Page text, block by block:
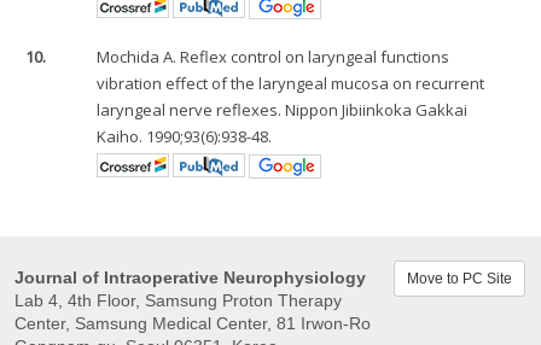
10.
Mochida A. Reflex control on laryngeal functions
vibration effect of the laryngeal mucosa on recurrent
laryngeal nerve reflexes. Nippon Jibiinkoka Gakkai
Kaiho. 1990;93(6):938-48.
Journal of Intraoperative Neurophysiology
Lab 4, 4th Floor, Samsung Proton Therapy
Center, Samsung Medical Center, 81 Irwon-Ro
Move to PC Site